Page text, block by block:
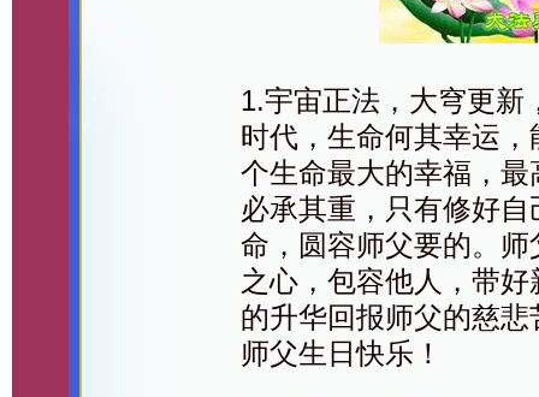
1.宇宙正法，大穹更新
时代，生命何其幸运
个生命最大的幸福，
必承其重，只有修好
命，圆容师父要的。
之心，包容他人，带
的升华回报师父的慈
师父生日快乐！